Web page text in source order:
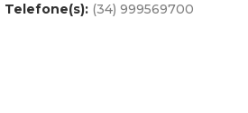
Telefone(s): (34) 999569700